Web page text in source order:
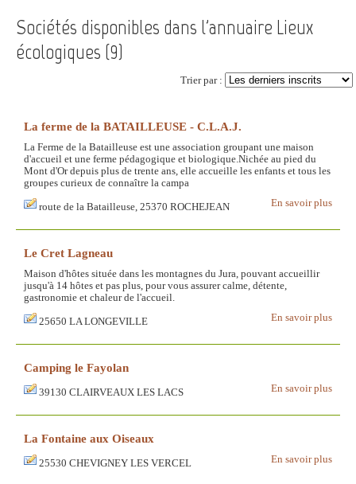
Sociétés disponibles dans l'annuaire Lieux
écologiques (9)
Trier par :
La ferme de la BATAILLEUSE - C.L.A.J.
La Ferme de la Batailleuse est une association groupant une maison
d'accueil et une ferme pédagogique et biologique.Nichée au pied du
Mont d'Or depuis plus de trente ans, elle accueille les enfants et tous les
groupes curieux de connaître la campa
En savoir plus
route de la Batailleuse, 25370 ROCHEJEAN
Le Cret Lagneau
Maison d'hôtes située dans les montagnes du Jura, pouvant accueillir
jusqu'à 14 hôtes et pas plus, pour vous assurer calme, détente,
gastronomie et chaleur de l'accueil.
En savoir plus
25650 LA LONGEVILLE
Camping le Fayolan
En savoir plus
39130 CLAIRVEAUX LES LACS
La Fontaine aux Oiseaux
En savoir plus
25530 CHEVIGNEY LES VERCEL